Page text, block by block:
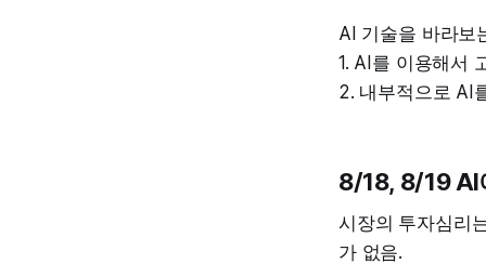
AI 기술을 바라보
1. AI를 이용해서
2. 내부적으로 AI
8/18, 8/19 AI
시장의 투자심리
가 없음.